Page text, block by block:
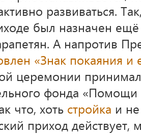
развиваться.
был назначен
А напротив
«Знак покаяния и
церемонии
фонда
что, хоть стройка и
приход действует,